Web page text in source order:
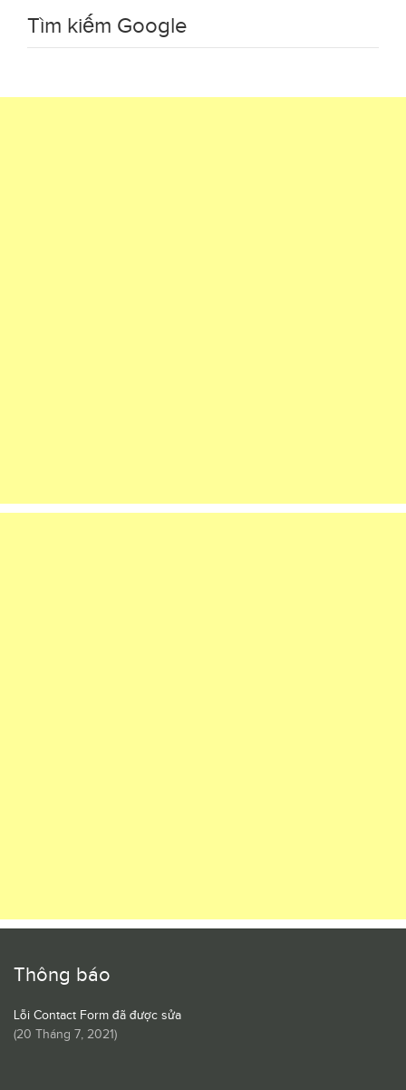
Tìm kiếm Google
Thông báo
Lỗi Contact Form đã được sửa
(20 Tháng 7, 2021)